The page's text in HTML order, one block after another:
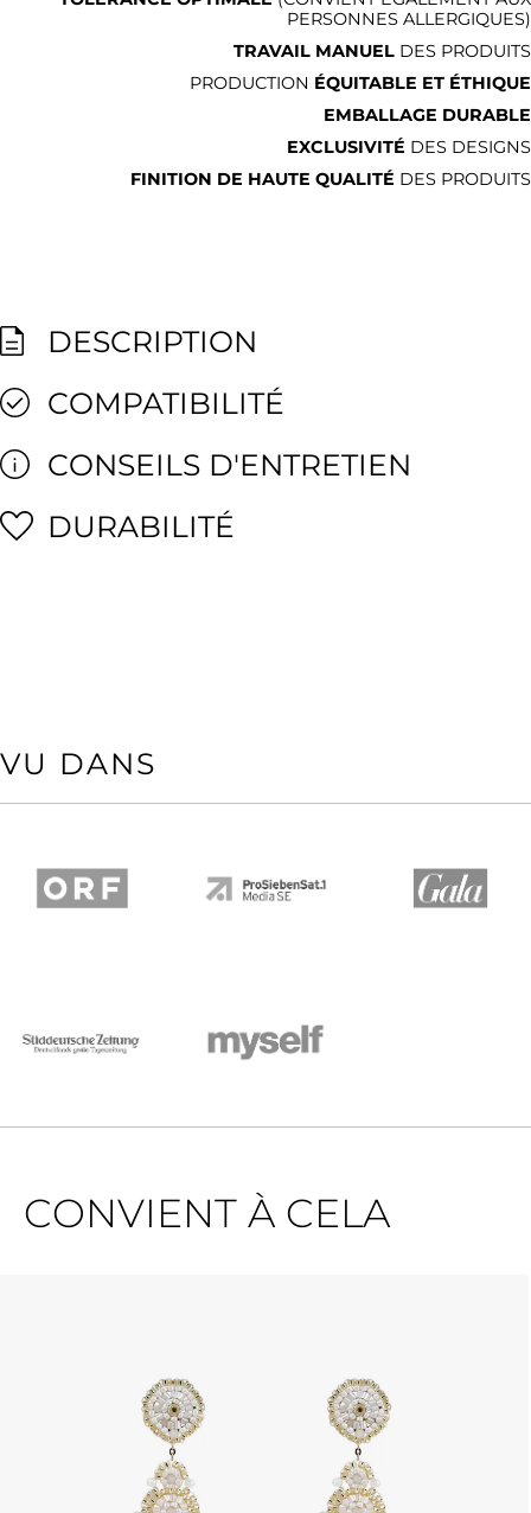
PERSONNES ALLERGIQUES)
TRAVAIL MANUEL DES PRODUITS
PRODUCTION ÉQUITABLE ET ÉTHIQUE
EMBALLAGE DURABLE
EXCLUSIVITÉ DES DESIGNS
FINITION DE HAUTE QUALITÉ DES PRODUITS
DESCRIPTION
COMPATIBILITÉ
CONSEILS D'ENTRETIEN
DURABILITÉ
VU DANS
CONVIENT À CELA